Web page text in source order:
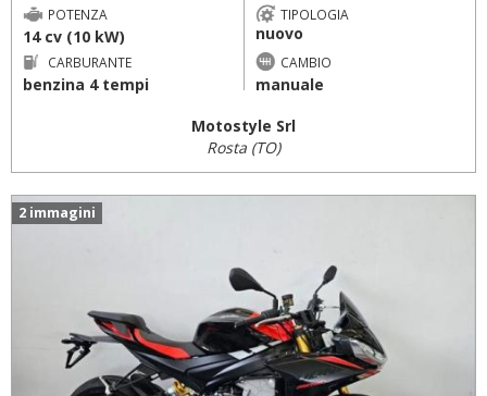
POTENZA
14 cv (10 kW)
TIPOLOGIA
nuovo
CARBURANTE
benzina 4 tempi
CAMBIO
manuale
Motostyle Srl
Rosta (TO)
2 immagini